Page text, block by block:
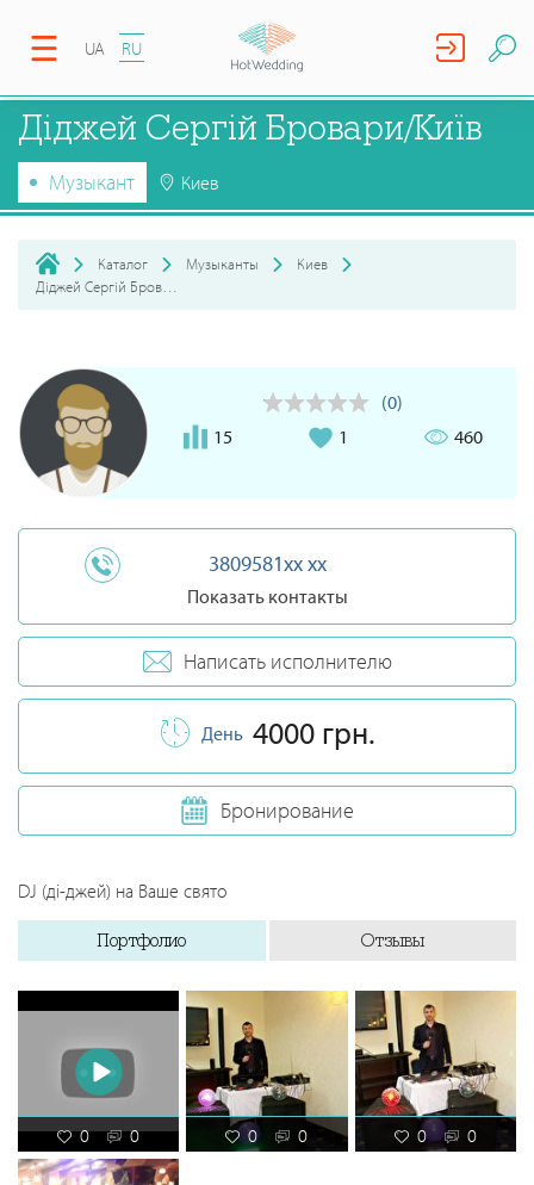
UA RU
Діджей Сергій Бровари/Київ
Музыкант Киев
Каталог Музыканты
Киев
(0)
15
1 460
3809581xx xx
Показать контакты
Написать исполнителю
День 4000 грн.
Бронирование
DJ (ді-джей) на Ваше свято
Портфолио Отзывы
0 0 0 0 0 0